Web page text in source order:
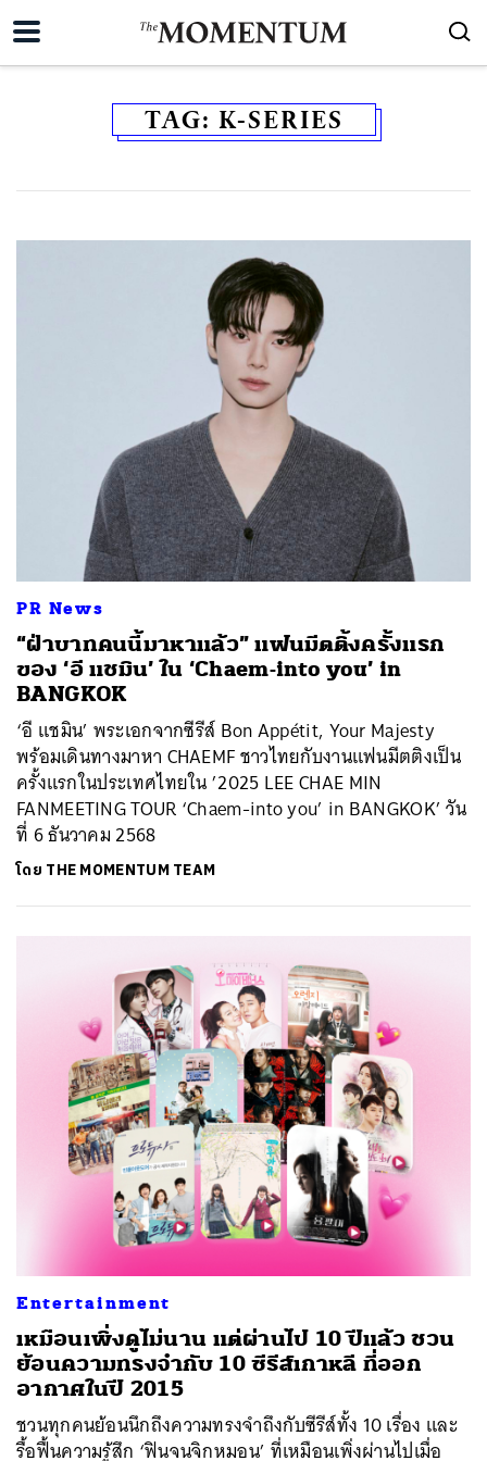
TAG: K-SERIES
PR News
“ฝ่าบาทคนนี้มาหาแล้ว” แฟนมีตติ้งครั้งแรก
ของ ‘อี แชมิน’ ใน ‘Chaem-into you’ in
BANGKOK
‘อี แชมิน’ พระเอกจากซีรีส์ Bon Appétit, Your Majesty
พร้อมเดินทางมาหา CHAEMF ชาวไทยกับงานแฟนมีตติงเป็น
ครั้งแรกในประเทศไทยใน ’2025 LEE CHAE MIN
FANMEETING TOUR ‘Chaem-into you’ in BANGKOK’ วัน
ที่ 6 ธันวาคม 2568
โดย THE MOMENTUM TEAM
Entertainment
เหมือนเพิ่งดูไม่นาน แต่ผ่านไป 10 ปีแล้ว ชวน
ย้อนความทรงจำกับ 10 ซีรีส์เกาหลี ที่ออก
อากาศในปี 2015
ชวนทุกคนย้อนนึกถึงความทรงจำถึงกับซีรีส์ทั้ง 10 เรื่อง และ
รื้อฟื้นความรู้สึก ‘ฟินจนจิกหมอน’ ที่เหมือนเพิ่งผ่านไปเมื่อ